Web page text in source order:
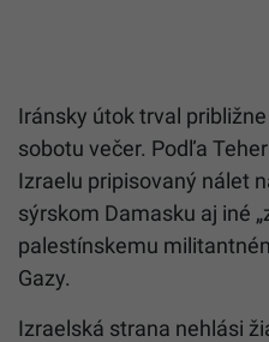
Iránsky útok trval
sobotu večer. Podľa
Izraelu pripisovaný nálet
sýrskom Damasku aj iné
palestínskemu
Gazy.
Izraelská strana nehlási